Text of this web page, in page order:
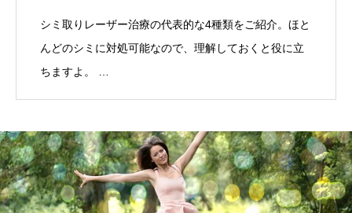
シミ取りレーザー治療の代表的な4種類をご紹介。ほと
んどのシミに対処可能なので、理解しておくと役に立
ちますよ。 …